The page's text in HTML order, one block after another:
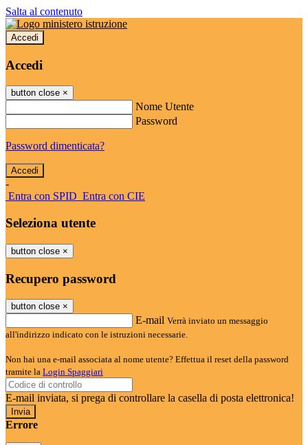
Salta al contenuto
Accedi
Accedi
button close ×
Nome Utente
Password
Password dimenticata?
-
Entra con SPID Entra con CIE
Seleziona utente
button close ×
Recupero password
button close ×
E-mail Verrà inviato un messaggio
all'indirizzo indicato con le istruzioni necessarie.
Non hai una e-mail associata al nome utente? Effettua il reset della password
tramite la Login Spaggiari
E-mail inviata, si prega di controllare la casella di posta elettronica!
Errore